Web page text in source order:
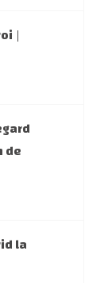
|
de
la